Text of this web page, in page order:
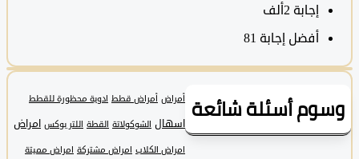
‫إجابة 2ألف
أفضل إجابة 81
أسئلة شائعة أمراض أمراض قطط ادوية محظورة للقطط
الشوكولاتة القطة اللتر بوكس امراض
امراض الكلاب امراض مشتركة امراض مميتة